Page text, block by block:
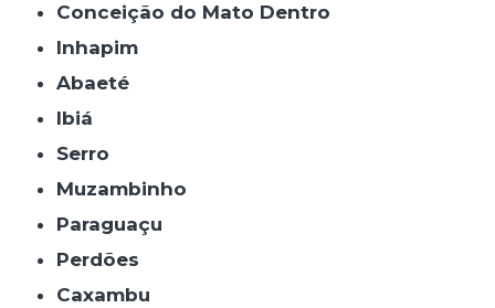
Conceição do Mato Dentro
Inhapim
Abaeté
Ibiá
Serro
Muzambinho
Paraguaçu
Perdões
Caxambu